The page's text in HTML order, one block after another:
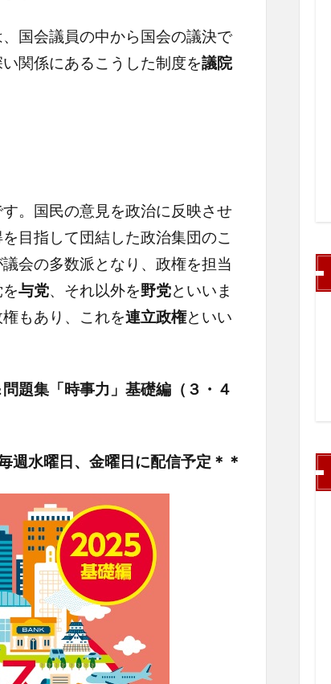
、国会議員の中から国会の議決で
関係にあるこうした制度を議院
す。国民の意見を政治に反映させ
目指して団結した政治集団のこ
会の多数派となり、政権を担当
与党、それ以外を野党といいま
もあり、これを連立政権といい
題集「時事力」基礎編（３・４
週水曜日、金曜日に配信予定＊＊